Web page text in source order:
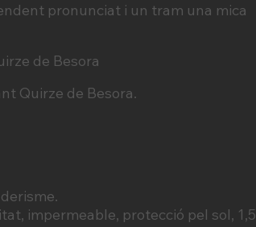
pronunciat i un tram una mica
de Besora
Quirze de Besora.
impermeable, protecció pel sol, 1,5